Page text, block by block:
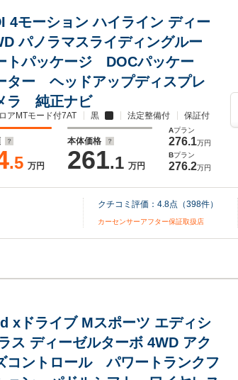
4モーション ハイライン ディー
パノラマスライディングルー
パッケージ DOCパッケー
ー ヘッドアップディスプレ
ラ 純正ナビ
アMTモード付7AT 黒 法定整備付 保証付
.5 万円
本体価格
261.1 万円
Aプラン
276.1万円
Bプラン
276.2万円
クチコミ評価： 4.8点（398件）
カーセンサーアフター保証取扱店
xドライブ Mスポーツ エディシ
ス ディーゼルターボ 4WD アク
コントロール パワートランクフ